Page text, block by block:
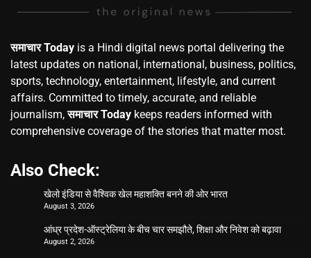
समाचार Today is a Hindi digital news portal delivering the
latest updates on national, international, business, politics,
sports, technology, entertainment, lifestyle, and current
affairs. Committed to timely, accurate, and reliable
journalism,समाचार Today keeps readers informed with
comprehensive coverage of the stories that matter most.
Also Check:
खेलो इंडिया से वैश्विक खेल महाशक्ति बनने की ओर भारत
August 3, 2026
आंध्र प्रदेश-ऑस्ट्रेलिया के बीच चार समझौते, शिक्षा और निवेश को बढ़ावा
August 2, 2026